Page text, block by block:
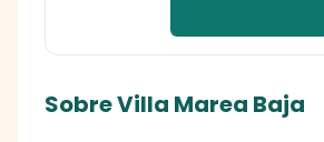
Sobre Villa Marea Baja